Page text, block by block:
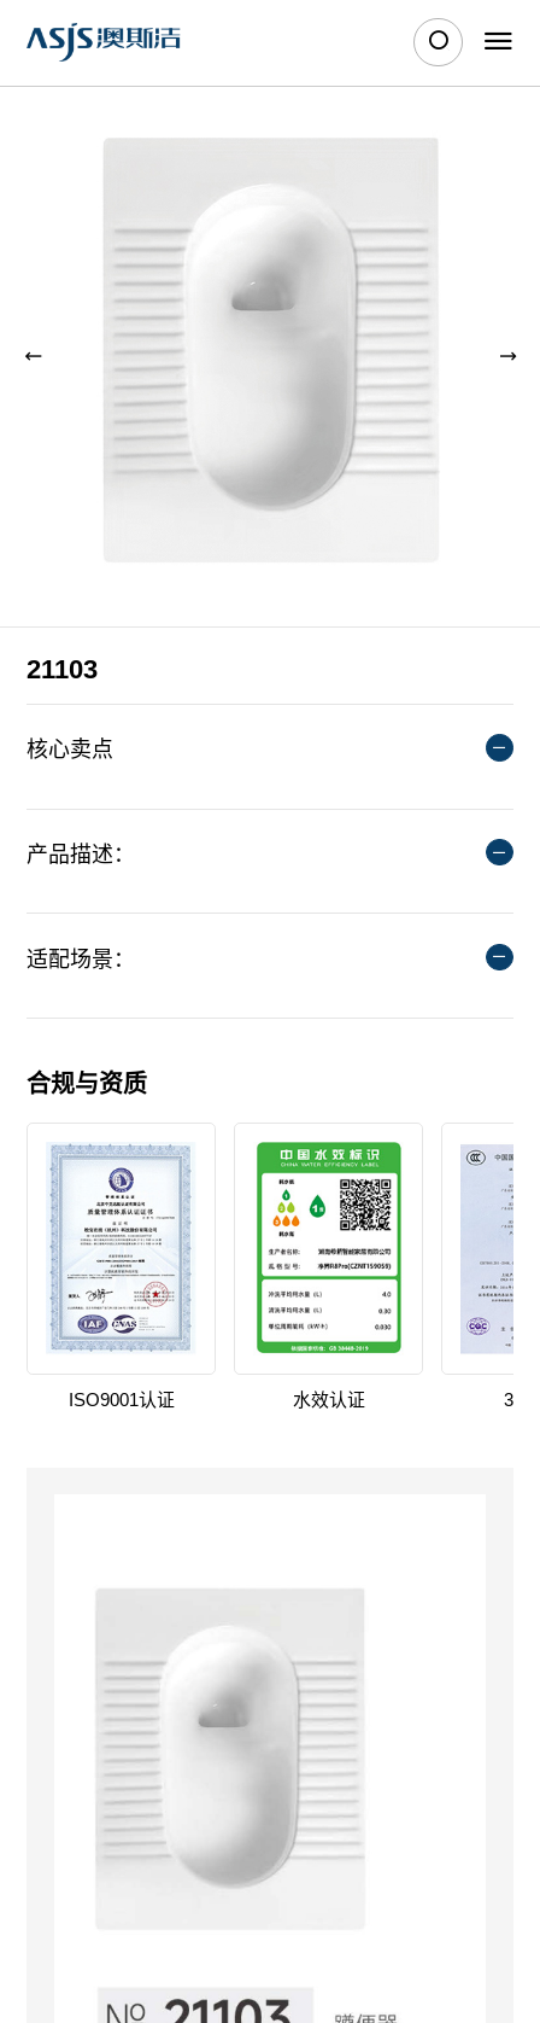
21103
核心卖点
产品描述：
适配场景：
合规与资质
ISO9001认证 水效认证 3C